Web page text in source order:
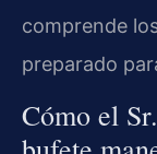
comprende
preparado
Cómo el